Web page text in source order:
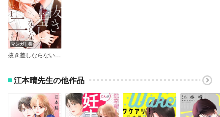
マンガ｜巻
抜き差しならない二人【描き下ろしおまけ付き特装版】
江本晴先生の他作品